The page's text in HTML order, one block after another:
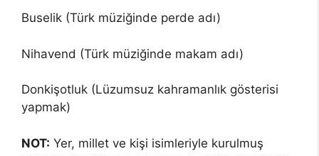
Buselik (Türk müziğinde perde adı)
Nihavend (Türk müziğinde makam adı)
Donkişotluk (Lüzumsuz kahramanlık gösterisi
yapmak)
NOT: Yer, millet ve kişi isimleriyle kurulmuş